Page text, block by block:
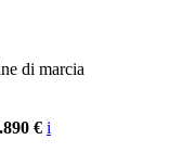
di marcia
€ i